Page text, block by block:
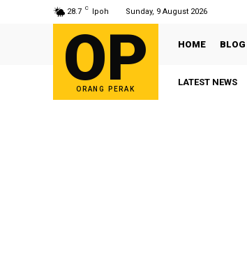
28.7 C Ipoh Sunday, 9 August 2026
OP
ORANG PERAK
HOME BLOG
LATEST NEWS